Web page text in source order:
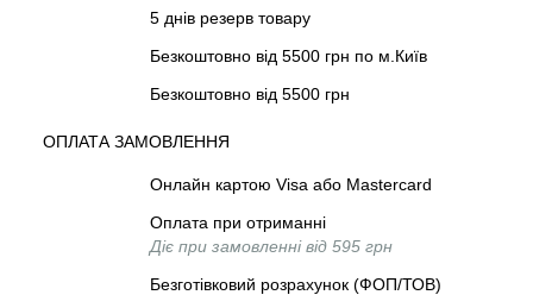
5 днів резерв товару
Безкоштовно від 5500 грн по м.Київ
Безкоштовно від 5500 грн
ОПЛАТА ЗАМОВЛЕННЯ
Онлайн картою Visa або Mastercard
Оплата при отриманні
Діє при замовленні від 595 грн
Безготівковий розрахунок (ФОП/ТОВ)